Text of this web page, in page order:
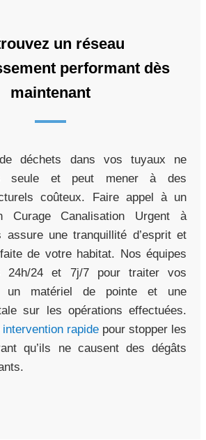
un réseau
performant dès
maintenant
de déchets dans vos tuyaux ne
seule et peut mener à des
coûteux. Faire appel à un
Curage Canalisation Urgent à
assure une tranquillité d’esprit et
de votre habitat. Nos équipes
24h/24 et 7j/7 pour traiter vos
un matériel de pointe et une
sur les opérations effectuées.
rapide pour stopper les
qu’ils ne causent des dégâts